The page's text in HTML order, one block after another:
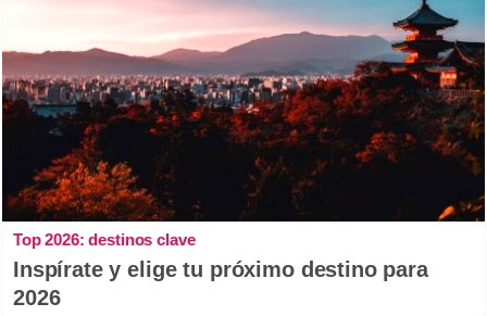
Top 2026: destinos clave
Inspírate y elige tu próximo destino para
2026